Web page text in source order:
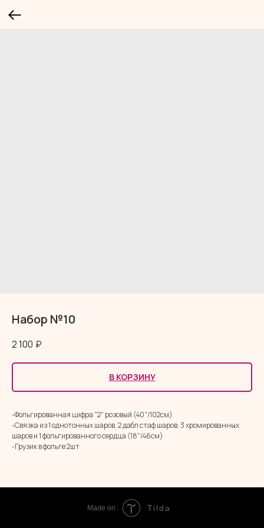
Набор №10
2 100 ₽
В КОРЗИНУ
-Фольгированная цифра "2" розовый (40"/102см)
-Связка из 1 однотонных шаров, 2 дабл стаф шаров, 3 хромированных
шаров и 1 фольгированного сердца (18"/46см)
-Грузик в фольге 2шт
Made on Tilda